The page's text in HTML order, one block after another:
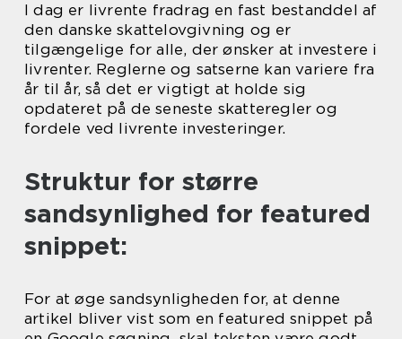
I dag er livrente fradrag en fast bestanddel af
den danske skattelovgivning og er
tilgængelige for alle, der ønsker at investere i
livrenter. Reglerne og satserne kan variere fra
år til år, så det er vigtigt at holde sig
opdateret på de seneste skatteregler og
fordele ved livrente investeringer.
Struktur for større
sandsynlighed for featured
snippet:
For at øge sandsynligheden for, at denne
artikel bliver vist som en featured snippet på